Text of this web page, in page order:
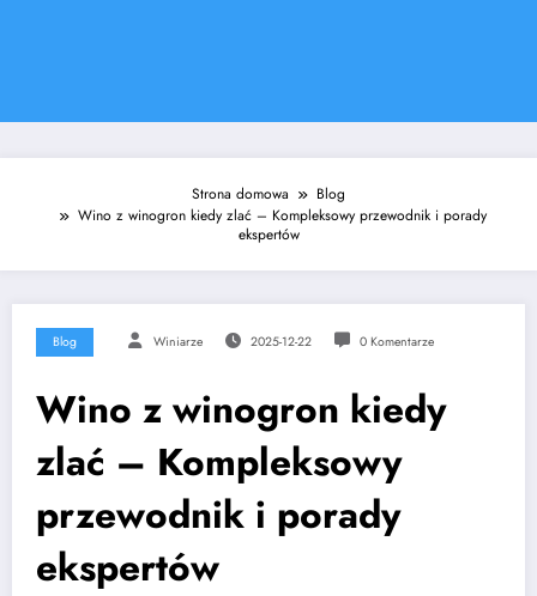
Strona domowa
Blog
Wino z winogron kiedy zlać – Kompleksowy przewodnik i porady
ekspertów
Blog Winiarze 2025-12-22 0 Komentarze
Wino z winogron kiedy
zlać – Kompleksowy
przewodnik i porady
ekspertów